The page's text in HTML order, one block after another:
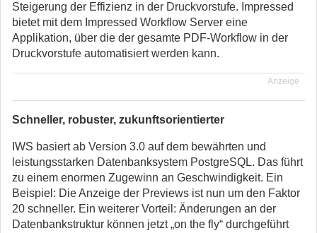
Steigerung der Effizienz in der Druckvorstufe. Impressed
bietet mit dem Impressed Workflow Server eine
Applikation, über die der gesamte PDF-Workflow in der
Druckvorstufe automatisiert werden kann.
Anzeige
Schneller, robuster, zukunftsorientierter
IWS basiert ab Version 3.0 auf dem bewährten und
leistungsstarken Datenbanksystem PostgreSQL. Das führt
zu einem enormen Zugewinn an Geschwindigkeit. Ein
Beispiel: Die Anzeige der Previews ist nun um den Faktor
20 schneller. Ein weiterer Vorteil: Änderungen an der
Datenbankstruktur können jetzt „on the fly“ durchgeführt